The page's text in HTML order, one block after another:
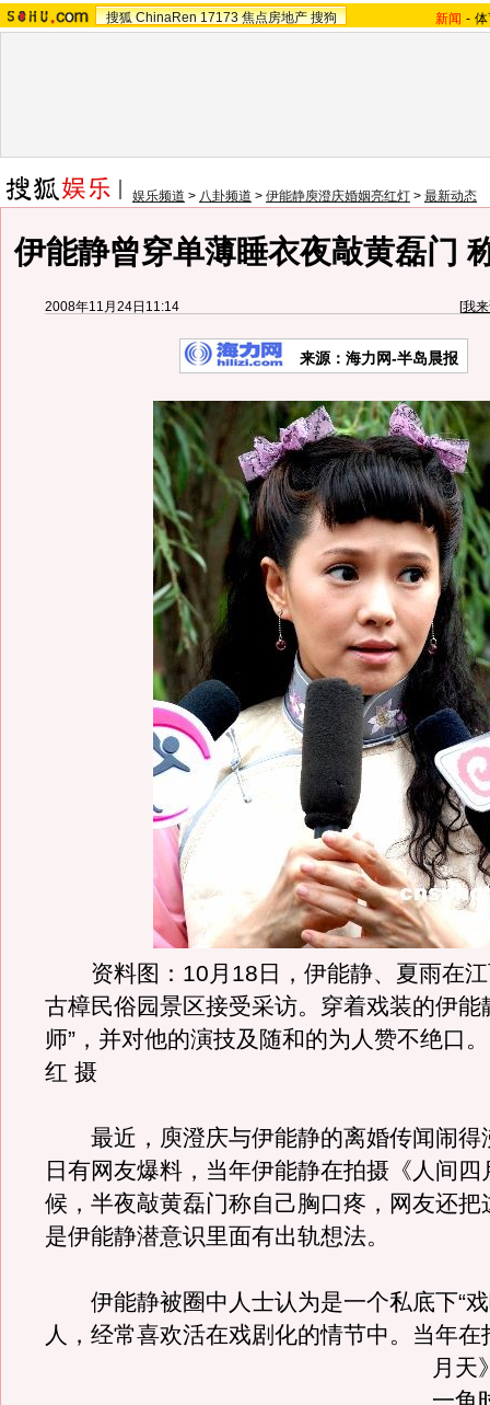
搜狐 ChinaRen 17173 焦点房地产 搜狗 新闻 -
娱乐频道 > 八卦频道 > 伊能静庾澄庆婚姻亮红灯 > 最新动态
伊能静曾穿单薄睡衣夜敲黄磊门
2008年11月24日11:14 [我
来源：海力网-半岛晨报
资料图：10月18日，伊能静、夏雨在江
古樟民俗园景区接受采访。穿着戏装的伊能
师”，并对他的演技及随和的为人赞不绝口
红 摄
最近，庾澄庆与伊能静的离婚传闻闹得
日有网友爆料，当年伊能静在拍摄《人间四
候，半夜敲黄磊门称自己胸口疼，网友还把
是伊能静潜意识里面有出轨想法。
伊能静被圈中人士认为是一个私底下“戏
人，经常喜欢活在戏剧化的情节中。 当年在
月天